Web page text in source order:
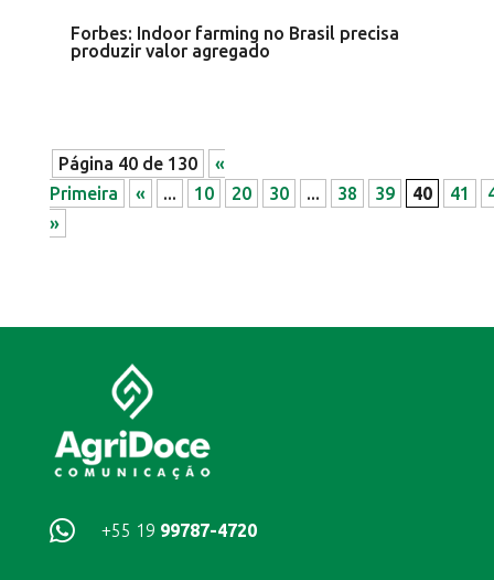
Forbes: Indoor farming no Brasil precisa
produzir valor agregado
Página 40 de 130
«
Primeira
« ... 10 20 30 ... 38 39 40 41
»
 +55 19 99787-4720